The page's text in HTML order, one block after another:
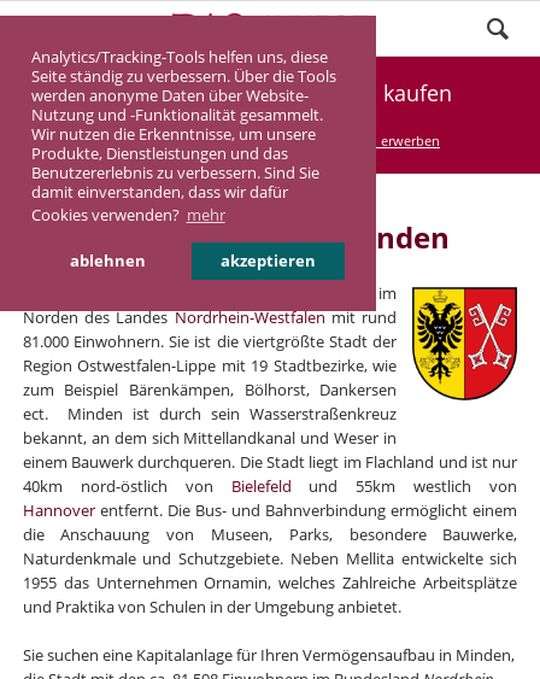
Analytics/Tracking-Tools helfen uns, diese
Seite ständig zu verbessern. Über die Tools
werden anonyme Daten über Website-
Nutzung und -Funktionalität gesammelt.
Wir nutzen die Erkenntnisse, um unsere
Produkte, Dienstleistungen und das
Benutzererlebnis zu verbessern. Sind Sie
damit einverstanden, dass wir dafür
Cookies verwenden? mehr
ablehnen akzeptieren
Renditeimmobilie in Minden kaufen
DASINVEST Service Renditeimmobilien erwerben
Renditeimmobilien in Minden
Minden ist eine große kreisangehörige Stadt im
Norden des LandesNordrhein-Westfalenmit rund
81.000 Einwohnern. Sie ist die viertgrößte Stadt der
Region Ostwestfalen-Lippe mit 19 Stadtbezirke, wie
zum Beispiel Bärenkämpen, Bölhorst, Dankersen
ect. Minden ist durch sein Wasserstraßenkreuz
bekannt, an dem sich Mittellandkanal und Weser in
einem Bauwerk durchqueren. Die Stadt liegt im Flachland und ist nur
40km nord-östlich von Bielefeld und 55km westlich von
Hannoverentfernt. Die Bus- und Bahnverbindung ermöglicht einem
die Anschauung von Museen, Parks, besondere Bauwerke,
Naturdenkmale und Schutzgebiete. Neben Mellita entwickelte sich
1955 das Unternehmen Ornamin, welches Zahlreiche Arbeitsplätze
und Praktika von Schulen in der Umgebung anbietet.
Sie suchen eine Kapitalanlage für Ihren Vermögensaufbau in Minden,